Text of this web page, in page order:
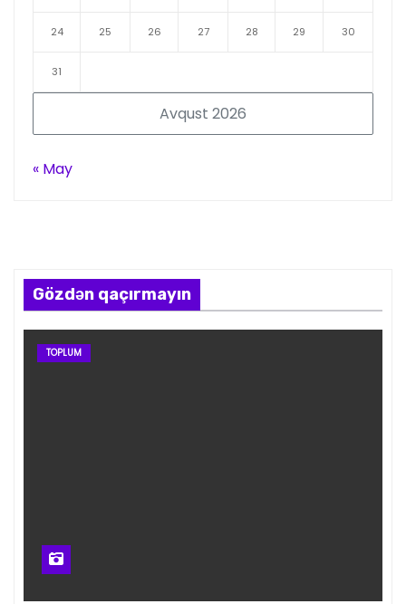
Avqust 2026
24 25 26 27 28 29 30
31
« May
Gözdən qaçırmayın
TOPLUM